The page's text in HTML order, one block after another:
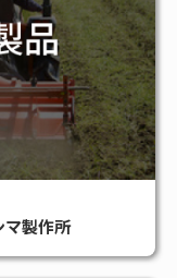
マ製作所